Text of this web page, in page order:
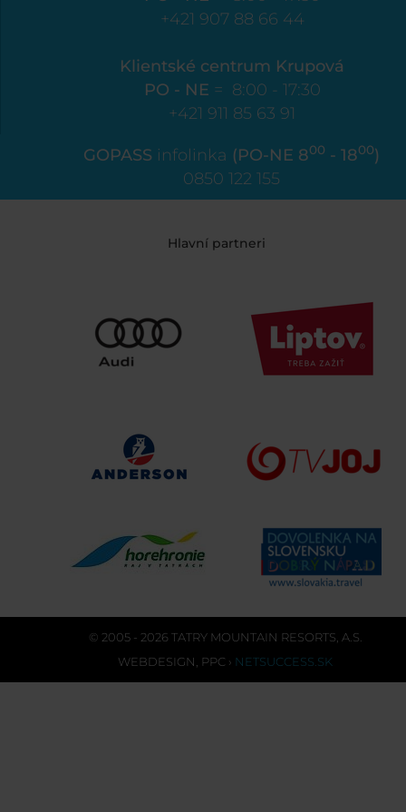
+421 907 88 66 44
Klientské centrum Krupová
PO - NE = 8:00 - 17:30
+421 911 85 63 91
GOPASS infolinka (PO-NE 800 - 1800)
0850 122 155
Hlavní partneri
© 2005 - 2026 TATRY MOUNTAIN RESORTS, A.S.
WEBDESIGN PPC › NETSUCCESS.SK